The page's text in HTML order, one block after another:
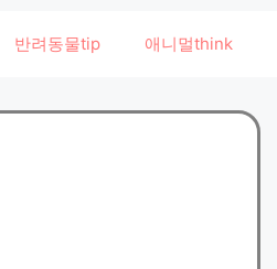
반려동물tip 애니멀think